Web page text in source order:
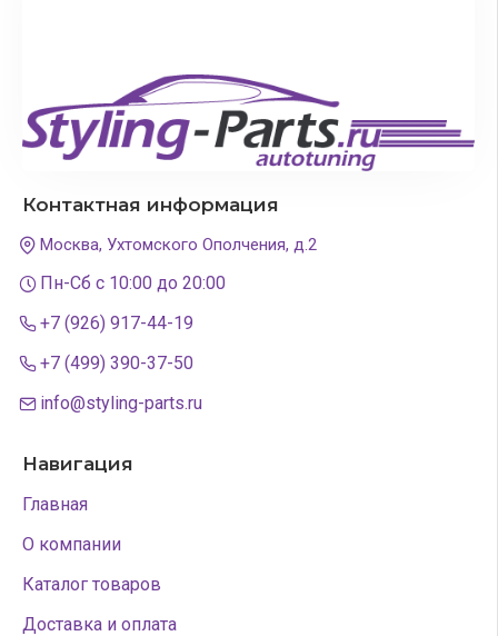
Контактная информация
Москва, Ухтомского Ополчения, д.2
Пн-Сб с 10:00 до 20:00
+7 (926) 917-44-19
+7 (499) 390-37-50
info@styling-parts.ru
Навигация
Главная
О компании
Каталог товаров
Доставка и оплата